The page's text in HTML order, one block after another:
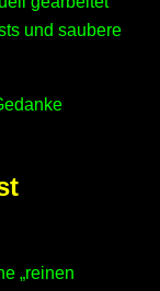
und saubere
„reinen